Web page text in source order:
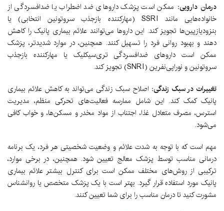
درمان دارویی: ممکن است پزشک داروهای ضد اضطراب یا ضدافسردگی از
خانواده‌هایی مانند SSRI (مهارکننده بازجذب سروتونین انتخابی) یا
بنزودیازپین‌ها تجویز کند. این داروها می‌توانند علائم بیماری پانیک را کاهش
دهند و بهبود روانی فرد را تسهیل کنند. همچنین، در موارد شدیدتر، پزشک
ممکن است داروهای ضدافسردگی تری‌سیکلیک یا مهارکننده بازجذب
سروتونین و نوراپی‌نفرین (SNRI) تجویز کند.
تغییرات در سبک زندگی: اصلاح سبک زندگی می‌تواند به کاهش علائم بیماری
پانیک کمک کند. این شامل ممارسه فعالیت‌های تحرکی منظم، مدیریت
استرس، مصرف متعادل غذا، اجتناب از مواد مخدر و مسکن‌ها، و خواب کافی
می‌شود.
مهم است که با توجه به شدت علائم و وضعیت شخصیتی هر فرد، یک برنامه
درمانی مناسب توسط پزشک معالج تعیین شود. همچنین، در برخی موارد،
ترکیبی از روش‌های مختلف ممکن است برای کنترل بیشتر علائم بیماری
پانیک مورد استفاده قرار گیرد. بهتر است با یک پزشک متخصص یا روانشناس
مشورت کنید تا درمان مناسب را برای شما تعیین کنند.